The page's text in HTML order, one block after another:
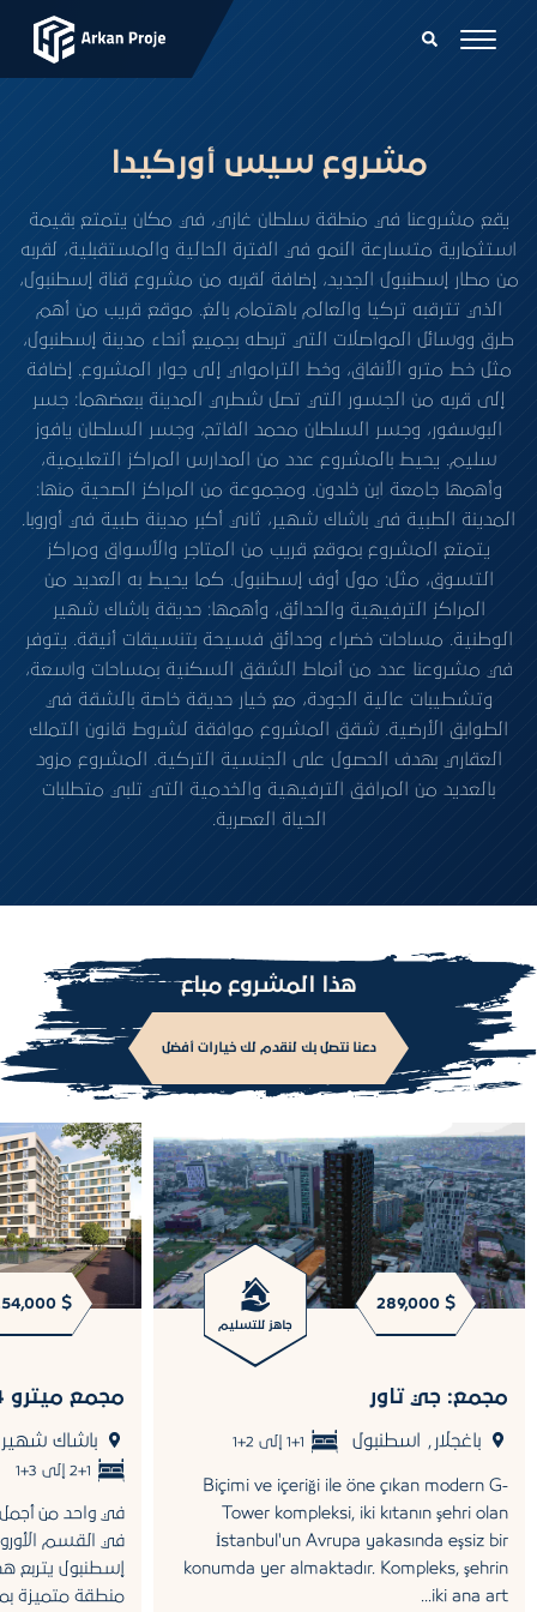
مشروع سيس أوركيدا
يقع مشروعنا في منطقة سلطان غازي، في مكان يتمتع بقيمة
استثمارية متسارعة النمو في الفترة الحالية والمستقبلية، لقربه
من مطار إسطنبول الجديد، إضافة لقربه من مشروع قناة إسطنبول،
الذي تترقبه تركيا والعالم باهتمام بالغ. موقع قريب من أهم
طرق ووسائل المواصلات التي تربطه بجميع أنحاء مدينة إسطنبول،
مثل خط مترو الأنفاق، وخط الترامواي إلى جوار المشروع. إضافة
إلى قربه من الجسور التي تصل شطري المدينة ببعضهما: جسر
البوسفور، وجسر السلطان محمد الفاتح، وجسر السلطان يافوز
سليم. يحيط بالمشروع عدد من المدارس المراكز التعليمية،
وأهمها جامعة ابن خلدون. ومجموعة من المراكز الصحية منها:
المدينة الطبية في باشاك شهير، ثاني أكبر مدينة طبية في أوروبا.
يتمتع المشروع بموقع قريب من المتاجر والأسواق ومراكز
التسوق، مثل: مول أوف إسطنبول. كما يحيط به العديد من
المراكز الترفيهية والحدائق، وأهمها: حديقة باشاك شهير
الوطنية. مساحات خضراء وحدائق فسيحة بتنسيقات أنيقة. يتوفر
في مشروعنا عدد من أنماط الشقق السكنية بمساحات واسعة،
وتشطيبات عالية الجودة، مع خيار حديقة خاصة بالشقة في
الطوابق الأرضية. شقق المشروع موافقة لشروط قانون التملك
العقاري بهدف الحصول على الجنسية التركية. المشروع مزود
بالعديد من المرافق الترفيهية والخدمية التي تلبي متطلبات
الحياة العصرية.
هذا المشروع مباع
دعنا نتصل بك لنقدم لك خيارات أفضل
جاهز للتسليم
289,000 $
مجمع: جي تاور
باغجلار اسطنبول 1+1 إلى 2+1
Biçimi ve içeriği ile öne çıkan modern G-
Tower kompleksi, iki kıtanın şehri olan
İstanbul'un Avrupa yakasında eşsiz bir
konumda yer almaktadır. Kompleks, şehrin
iki ana art...
$
مجمع ميترو 24
باشاك شهير
2+1 إلى 3+1
في واحد من أجمل
في القسم
إسطنبول يتربع
منطقة متميزة